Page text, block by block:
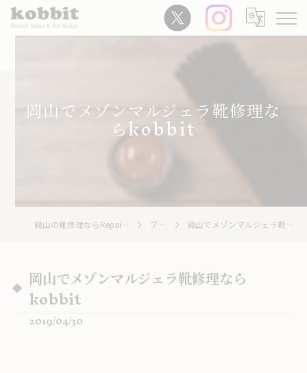
岡山でメゾンマルジェラ靴修理な
らkobbit
岡山の靴修理ならRepair Kobo kobbit ブログ 岡山でメゾンマルジェラ靴修理ならkobbit
岡山でメゾンマルジェラ靴修理なら
kobbit
2019/04/30